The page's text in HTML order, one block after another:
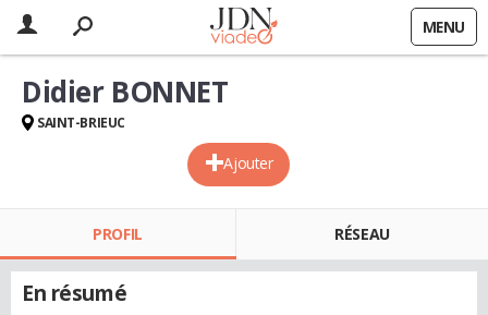
MENU
Ajouter
Didier BONNET
SAINT-BRIEUC
PROFIL RÉSEAU
En résumé